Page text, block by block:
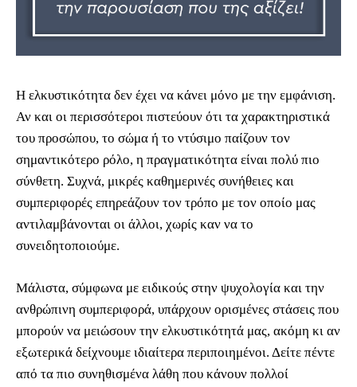
Η ελκυστικότητα δεν έχει να κάνει μόνο με την εμφάνιση.
Αν και οι περισσότεροι πιστεύουν ότι τα χαρακτηριστικά
του προσώπου, το σώμα ή το ντύσιμο παίζουν τον
σημαντικότερο ρόλο, η πραγματικότητα είναι πολύ πιο
σύνθετη. Συχνά, μικρές καθημερινές συνήθειες και
συμπεριφορές επηρεάζουν τον τρόπο με τον οποίο μας
αντιλαμβάνονται οι άλλοι, χωρίς καν να το
συνειδητοποιούμε.
Μάλιστα, σύμφωνα με ειδικούς στην ψυχολογία και την
ανθρώπινη συμπεριφορά, υπάρχουν ορισμένες στάσεις που
μπορούν να μειώσουν την ελκυστικότητά μας, ακόμη κι αν
εξωτερικά δείχνουμε ιδιαίτερα περιποιημένοι. Δείτε πέντε
από τα πιο συνηθισμένα λάθη που κάνουν πολλοί